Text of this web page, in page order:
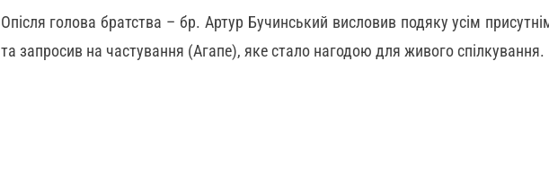
Опісля голова братства – бр. Артур Бучинський висловив подяку усім
та запросив на частування (Агапе), яке стало нагодою для живого спілкування.